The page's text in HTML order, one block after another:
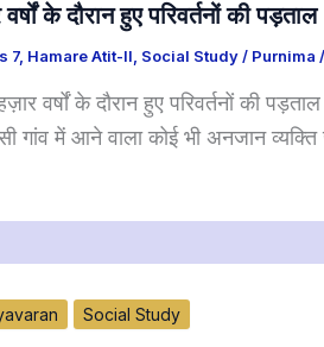
के दौरान हुए परिवर्तनों की
7, Hamare Atit-II, Social Study/ Purnima /
वर्षों के दौरान हुए परिवर्तनों की
गांव में आने वाला कोई भी अनजान
Social Study